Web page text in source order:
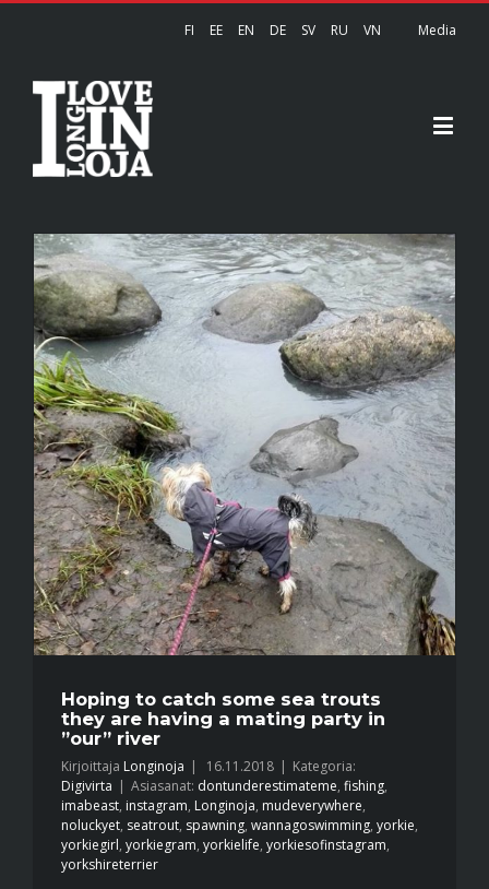
FI EE EN DE SV RU VN Media
Hoping to catch some sea trouts
they are having a mating party in
”our” river
Kirjoittaja Longinoja 16.11.2018
Kategoria:
Digivirta
Asiasanat: dontunderestimateme, fishing,
imabeast, instagram, Longinoja, mudeverywhere,
noluckyet, seatrout, spawning, wannagoswimming, yorkie,
yorkiegirl, yorkiegram, yorkielife, yorkiesofinstagram,
yorkshireterrier